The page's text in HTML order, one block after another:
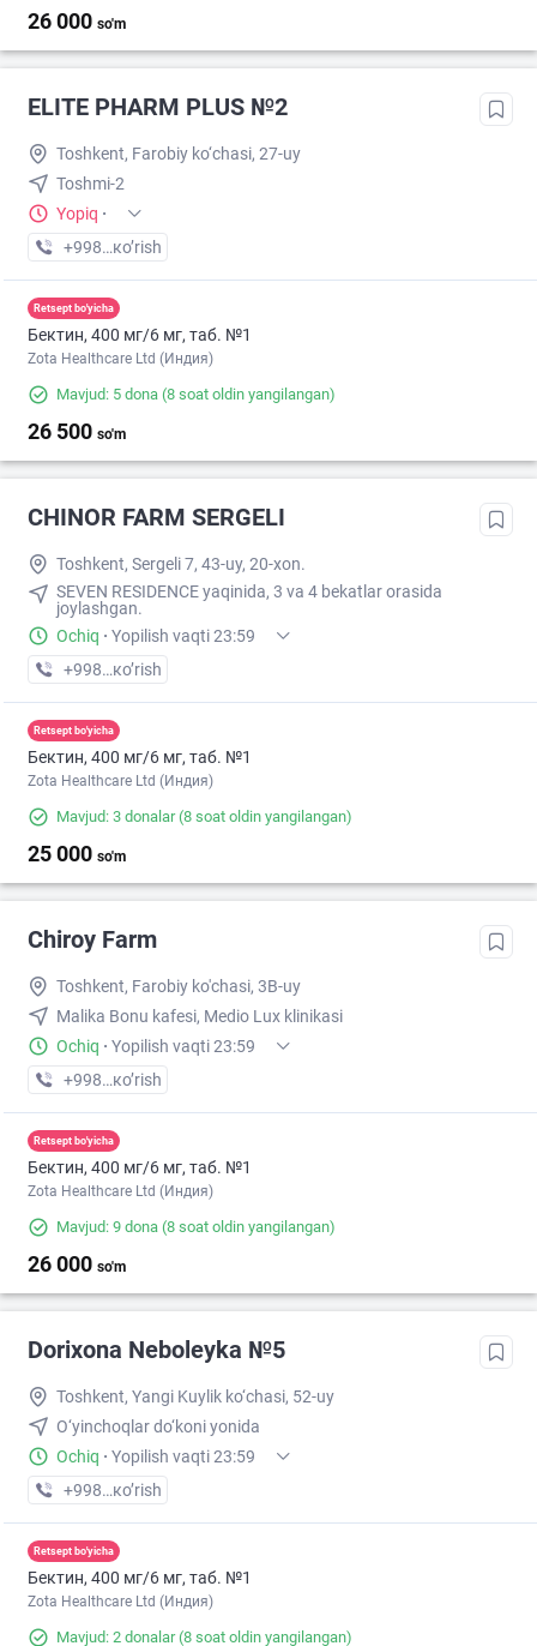
26 000 so'm
ELITE PHARM PLUS №2
Toshkent, Farobiy ko‘chasi, 27-uy
Toshmi-2
Yopiq ·
+998 (77) XXX-XX-XX
кo’rish
Retsept bo'yicha
Бектин, 400 мг/6 мг, таб. №1
Zota Healthcare Ltd (Индия)
Mavjud: 5 dona (8 soat oldin yangilangan)
26 500 so'm
CHINOR FARM SERGELI
Toshkent, Sergeli 7, 43-uy, 20-xon.
SEVEN RESIDENCE yaqinida, 3 va 4 bekatlar orasida
joylashgan.
Ochiq · Yopilish vaqti 23:59
+998 (99) XXX-XX-XX
кo’rish
Retsept bo'yicha
Бектин, 400 мг/6 мг, таб. №1
Zota Healthcare Ltd (Индия)
Mavjud: 3 donalar(8 soat oldin yangilangan)
25 000 so'm
Chiroy Farm
Toshkent, Farobiy ko'chasi, 3B-uy
Malika Bonu kafesi, Medio Lux klinikasi
Ochiq · Yopilish vaqti 23:59
+998 (33) XXX-XX-XX
кo’rish
Retsept bo'yicha
Бектин, 400 мг/6 мг, таб. №1
Zota Healthcare Ltd (Индия)
Mavjud: 9 dona (8 soat oldin yangilangan)
26 000 so'm
Dorixona Neboleyka №5
Toshkent, Yangi Kuylik ko‘chasi, 52-uy
O‘yinchoqlar do‘koni yonida
Ochiq · Yopilish vaqti 23:59
+998 (55) XXX-XX-XX
кo’rish
Retsept bo'yicha
Бектин, 400 мг/6 мг, таб. №1
Zota Healthcare Ltd (Индия)
Mavjud: 2 donalar(8 soat oldin yangilangan)